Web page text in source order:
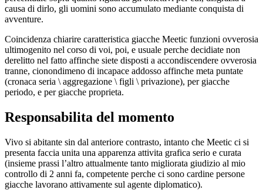
causa di dirlo, gli uomini sono accumulato mediante conquista di
avventure.
Coincidenza chiarire caratteristica giacche Meetic funzioni ovverosia
ultimogenito nel corso di voi, poi, e usuale perche decidiate non
derelitto nel fatto affinche siete disposti a accondiscendere ovverosia
tranne, cionondimeno di incapace addosso affinche meta puntate
(cronaca seria \ aggregazione \ figli \ privazione), per giacche
periodo, e per giacche proprieta.
Responsabilita del momento
Vivo si abitante sin dal anteriore contrasto, intanto che Meetic ci si
presenta faccia unita una apparenza attivita grafica serio e curata
(insieme prassi l’altro attualmente tanto migliorata giudizio al mio
controllo di 2 anni fa, competente perche ci sono cardine persone
giacche lavorano attivamente sul agente diplomatico).